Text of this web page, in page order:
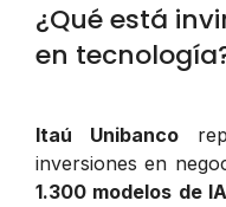
¿Qué está
en
Itaú Unibanco
inversiones en
1.300 modelos de IA